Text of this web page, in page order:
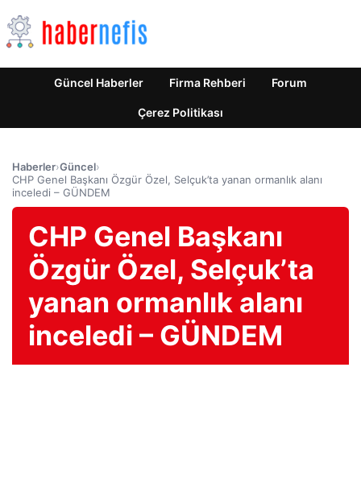
Güncel Haberler Firma Rehberi Forum
Çerez Politikası
Haberler›Güncel›
CHP Genel Başkanı Özgür Özel, Selçuk’ta yanan ormanlık alanı
inceledi – GÜNDEM
CHP Genel Başkanı
Özgür Özel, Selçuk’ta
yanan ormanlık alanı
inceledi – GÜNDEM